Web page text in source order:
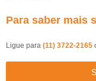
Para saber mais
Ligue para (11) 3722-2165